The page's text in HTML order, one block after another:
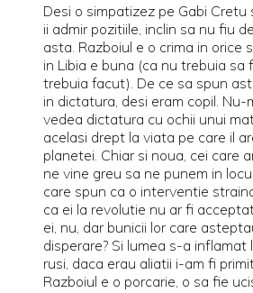
Desi o simpatizez pe Gabi Cretu
ii admir pozitiile, inclin sa nu fiu
asta. Razboiul e o crima in orice
in Libia e buna (ca nu trebuia sa
trebuia facut). De ce sa spun
in dictatura, desi eram copil. Nu-
vedea dictatura cu ochii unui
acelasi drept la viata pe care il
planetei. Chiar si noua, cei care
ne vine greu sa ne punem in
care spun ca o interventie
ca ei la revolutie nu ar fi
ei, nu, dar bunicii lor care
disperare? Si lumea s-a
rusi, daca erau aliatii i-am fi
Razboiul e o porcarie, o sa fie